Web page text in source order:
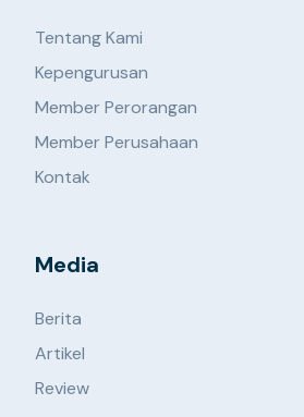
Tentang Kami
Kepengurusan
Member Perorangan
Member Perusahaan
Kontak
Media
Berita
Artikel
Review